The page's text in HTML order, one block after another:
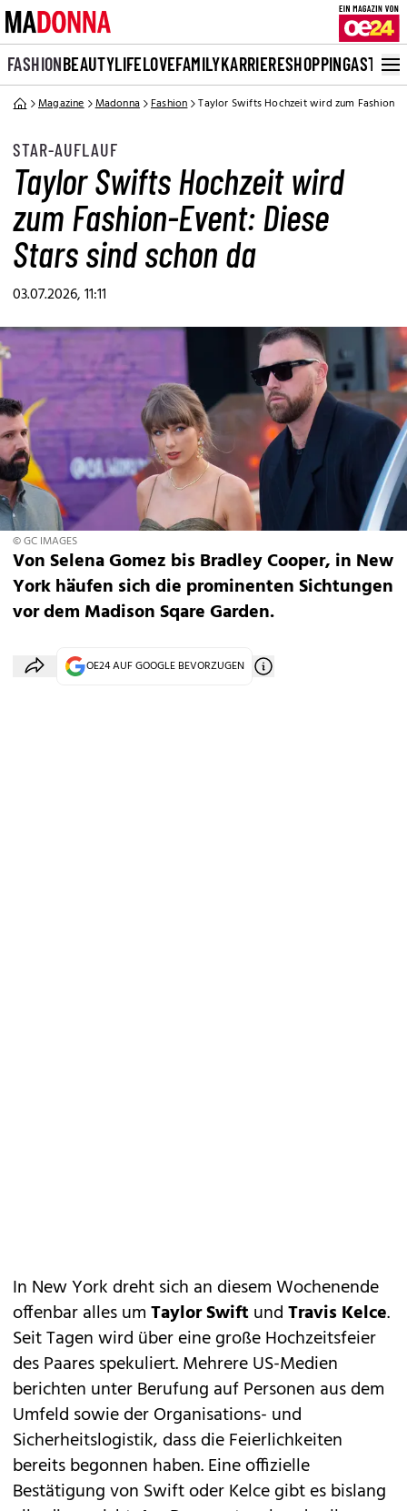
FASHIONBEAUTYLIFELOVEFAMILYKARRIERESHOPPINGASTRO
Magazine Madonna Fashion Taylor Swifts Hochzeit wird zum Fashion-
STAR-AUFLAUF
Taylor Swifts Hochzeit wird
zum Fashion-Event: Diese
Stars sind schon da
03.07.2026, 11:11
© GC IMAGES
Von Selena Gomez bis Bradley Cooper, in New
York häufen sich die prominenten Sichtungen
vor dem Madison Sqare Garden.
OE24 AUF GOOGLE BEVORZUGEN
In New York dreht sich an diesem Wochenende
offenbar alles umTaylor SwiftundTravis Kelce.
Seit Tagen wird über eine großeHochzeitsfeier
des Paares spekuliert. Mehrere US-Medien
berichten unter Berufung auf Personen aus dem
Umfeld sowie der Organisations- und
Sicherheitslogistik, dass die Feierlichkeiten
bereits begonnen haben. Eine offizielle
Bestätigung von Swift oder Kelce gibt es bislang